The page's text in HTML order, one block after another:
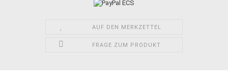
AUF DEN MERKZETTEL
FRAGE ZUM PRODUKT